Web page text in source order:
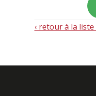
‹ retour à la